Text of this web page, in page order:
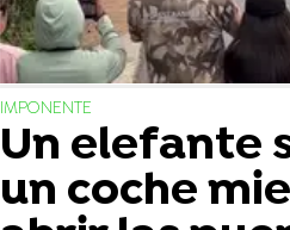
IMPONENTE
Un elefante
un coche